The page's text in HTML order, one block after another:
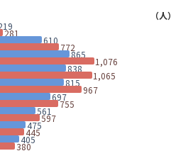
281
610
772
865
1,076
838
1,065
815
967
697
755
561
597
475
445
405
380
（人）